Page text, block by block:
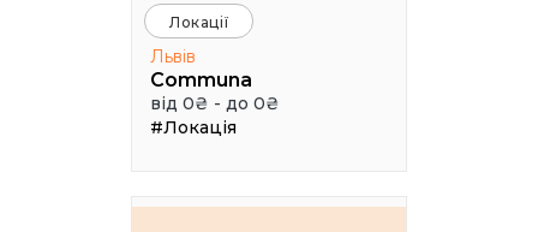
Локації
Львів
Communa
від 0₴ - до 0₴
#Локація